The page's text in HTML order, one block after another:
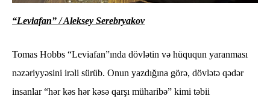
“Leviafan” /Aleksey Serebryakov
Tomas Hobbs “Leviafan”ında dövlətin və hüququn yaranması
nəzəriyyəsini irəli sürüb. Onun yazdığına görə, dövlətə qədər
insanlar “hər kəs hər kəsə qarşı müharibə” kimi təbii